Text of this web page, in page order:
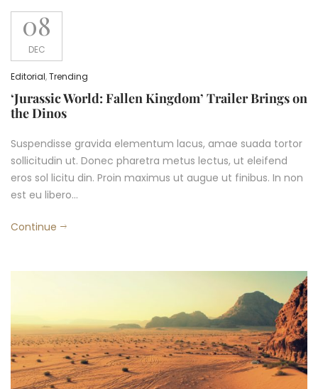
08
DEC
Editorial,Trending
‘Jurassic World: Fallen Kingdom’ Trailer Brings on
the Dinos
Suspendisse gravida elementum lacus, amae suada tortor
sollicitudin ut. Donec pharetra metus lectus, ut eleifend
eros sol licitu din. Proin maximus ut augue ut finibus. In non
est eu libero…
Continue